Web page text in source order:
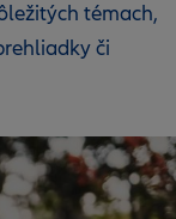
témach,
či